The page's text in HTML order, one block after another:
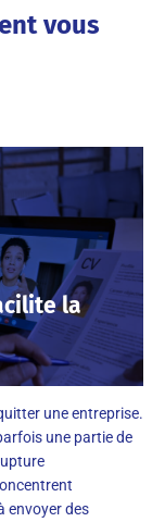
vous
la
une entreprise.
une partie de
envoyer des